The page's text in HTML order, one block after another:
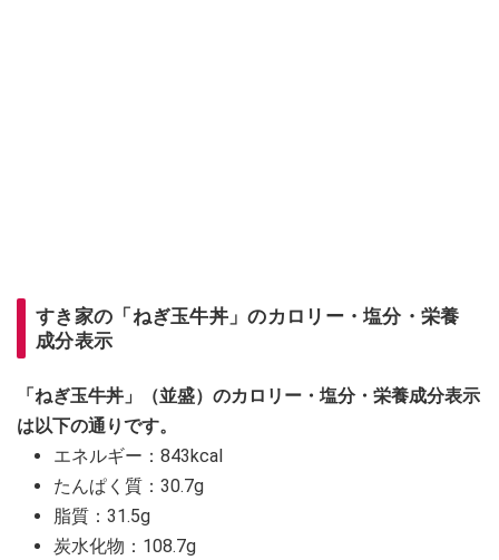
すき家の「ねぎ玉牛丼」のカロリー・塩分・栄養
成分表示
「ねぎ玉牛丼」（並盛）のカロリー・塩分・栄養成分表示
は以下の通りです。
エネルギー：843kcal
たんぱく質：30.7g
脂質：31.5g
炭水化物：108.7g